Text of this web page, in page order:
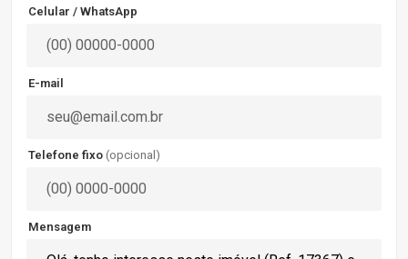
Celular / WhatsApp
E-mail
Telefone fixo (opcional)
Mensagem